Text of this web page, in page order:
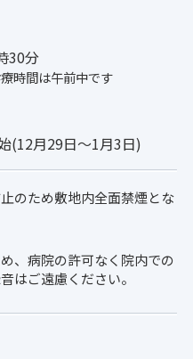
30分
時間は午前中です
(12月29日〜1月3日)
のため敷地内全面禁煙とな
、病院の許可なく院内での
はご遠慮ください。